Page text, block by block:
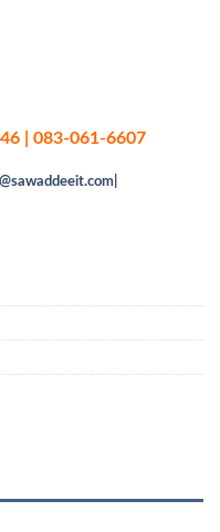
| 083-061-6607